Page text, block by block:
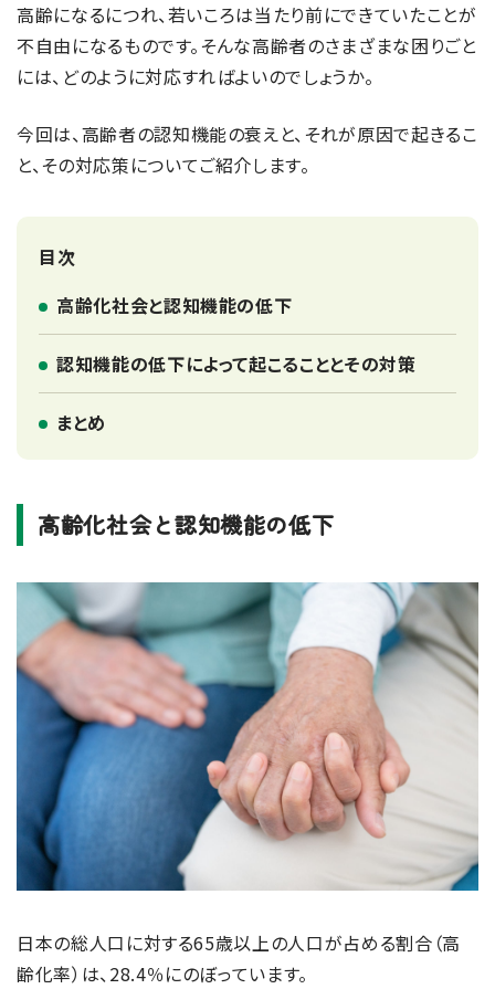
高齢になるにつれ、若いころは当たり前にできていたことが
不自由になるものです。そんな高齢者のさまざまな困りごと
には、どのように対応すればよいのでしょうか。
今回は、高齢者の認知機能の衰えと、それが原因で起きるこ
と、その対応策についてご紹介します。
目次
高齢化社会と認知機能の低下
認知機能の低下によって起こることとその対策
まとめ
高齢化社会と認知機能の低下
日本の総人口に対する65歳以上の人口が占める割合（高
齢化率）は、28.4％にのぼっています。